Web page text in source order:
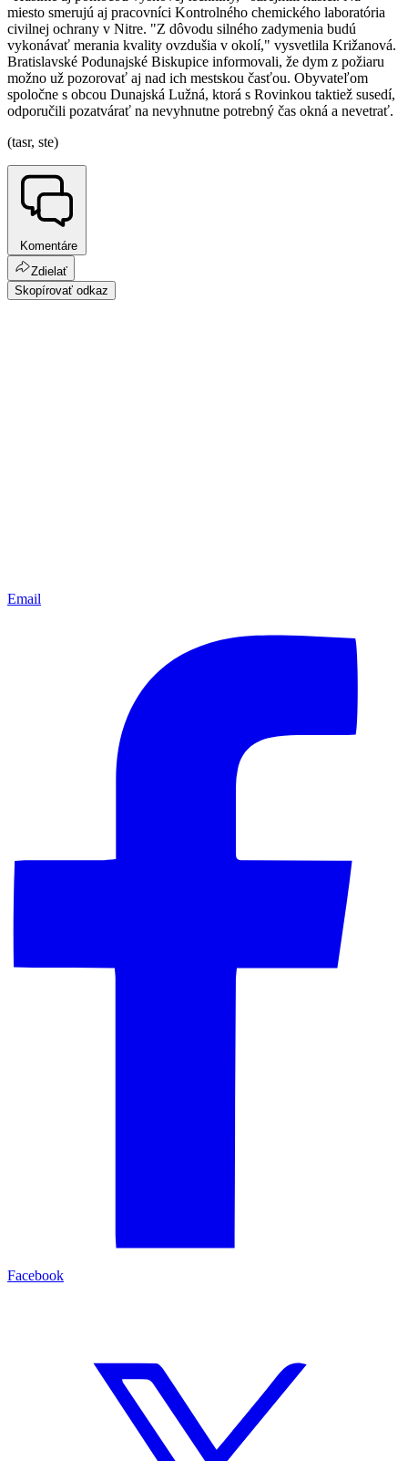
miesto smerujú aj pracovníci Kontrolného chemického laboratória
civilnej ochrany v Nitre. "Z dôvodu silného zadymenia budú
vykonávať merania kvality ovzdušia v okolí," vysvetlila Križanová.
Bratislavské Podunajské Biskupice informovali, že dym z požiaru
možno už pozorovať aj nad ich mestskou časťou. Obyvateľom
spoločne s obcou Dunajská Lužná, ktorá s Rovinkou taktiež susedí,
odporučili pozatvárať na nevyhnutne potrebný čas okná a nevetrať.
(tasr, ste)
Komentáre
Zdielať
Skopírovať odkaz
Email
Facebook